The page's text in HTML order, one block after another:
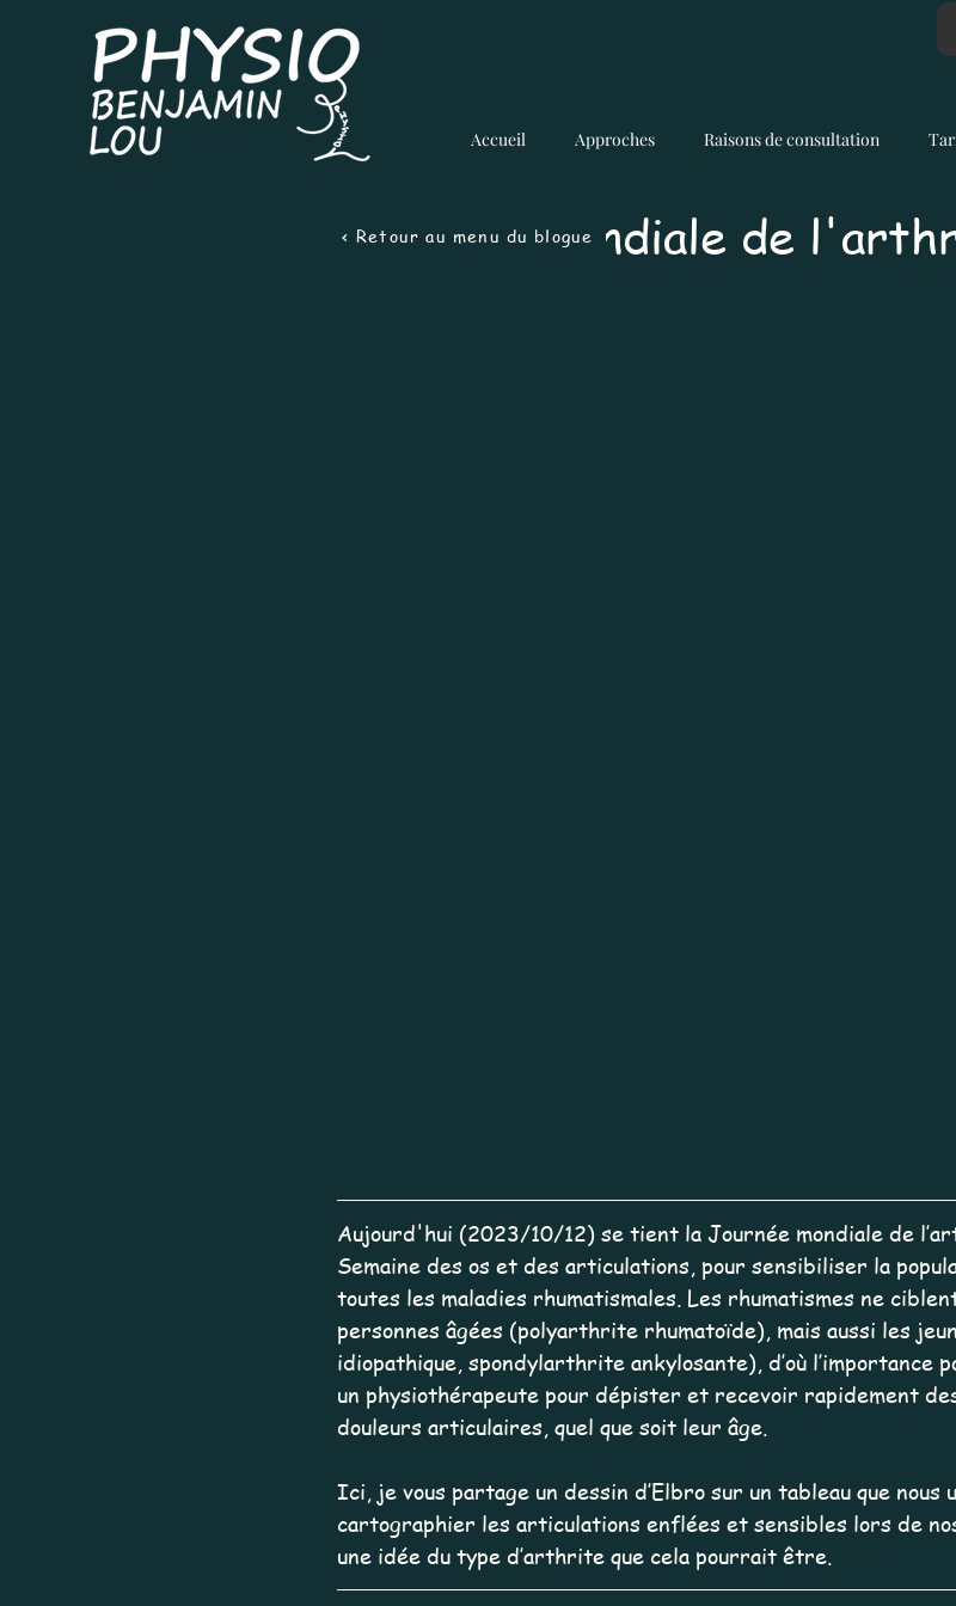
Accueil Approches Raisons de consultation
Journée mondiale de
Aujourd'hui (2023/10/12) se tient la Journée mondiale de
Semaine des os et des articulations, pour sensibiliser la
toutes les maladies rhumatismales. Les rhumatismes ne
personnes âgées (polyarthrite rhumatoïde), mais aussi les
idiopathique, spondylarthrite ankylosante), d’où l’importance
un physiothérapeute pour dépister et recevoir rapidement
douleurs articulaires, quel que soit leur âge.
Ici, je vous partage un dessin d’Elbro sur un tableau que nous
cartographier les articulations enflées et sensibles lors de
une idée du type d’arthrite que cela pourrait être.
< Retour au menu du blogue